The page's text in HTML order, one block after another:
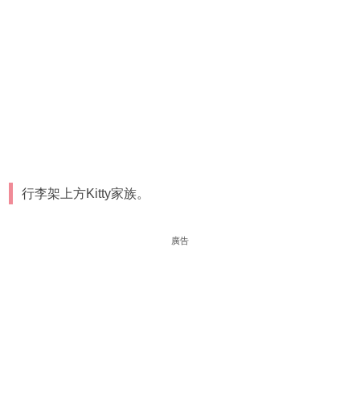
行李架上方Kitty家族。
廣告